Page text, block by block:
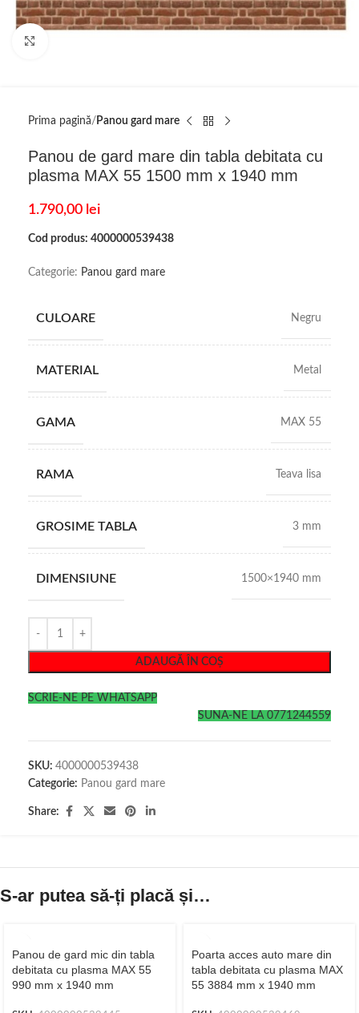
Prima pagină Panou gard mare
Panou de gard mare din tabla debitata cu
plasma MAX 55 1500 mm x 1940 mm
1.790,00 lei
Cod produs: 4000000539438
Categorie: Panou gard mare
CULOARE Negru
MATERIAL Metal
GAMA MAX 55
RAMA Teava lisa
GROSIME TABLA 3 mm
DIMENSIUNE 1500×1940 mm
ADAUGĂ ÎN COȘ
SCRIE-NE PE WHATSAPP
SUNA-NE LA 0771244559
SKU: 4000000539438
Categorie: Panou gard mare
Share:
S-ar putea să-ți placă și…
Panou de gard mic din tabla
debitata cu plasma MAX 55
990 mm x 1940 mm
Poarta acces auto mare din
tabla debitata cu plasma MAX
55 3884 mm x 1940 mm